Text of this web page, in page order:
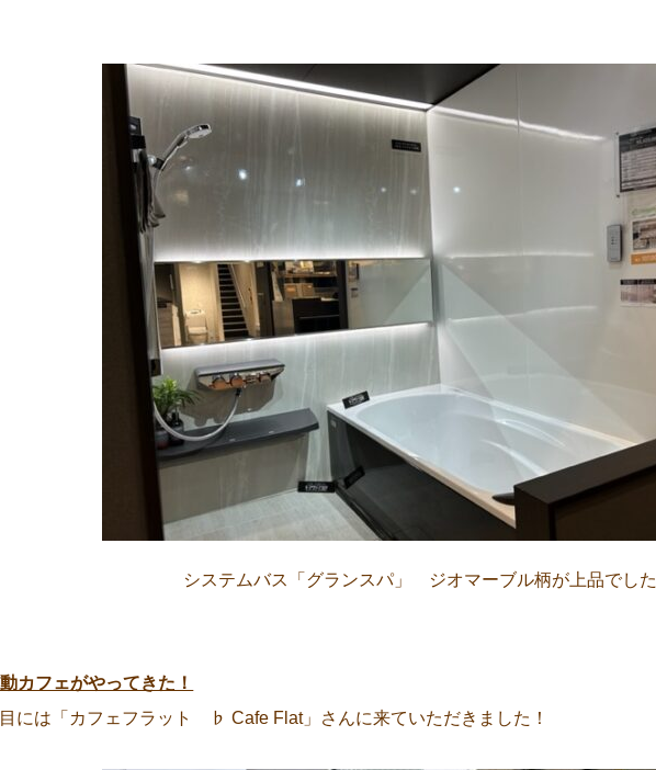
システムバス「グランスパ」 ジオマーブル柄が上品でした
カフェがやってきた！
には「カフェフラット ♭ Cafe Flat」さんに来ていただきました！